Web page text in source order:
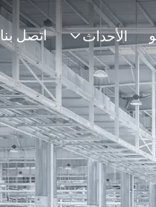
الأحداث اتصل بنا